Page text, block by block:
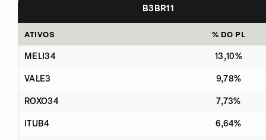
B3BR11
ATIVOS % DO PL
MELI34 13,10%
VALE3 9,78%
ROXO34 7,73%
ITUB4 6,64%